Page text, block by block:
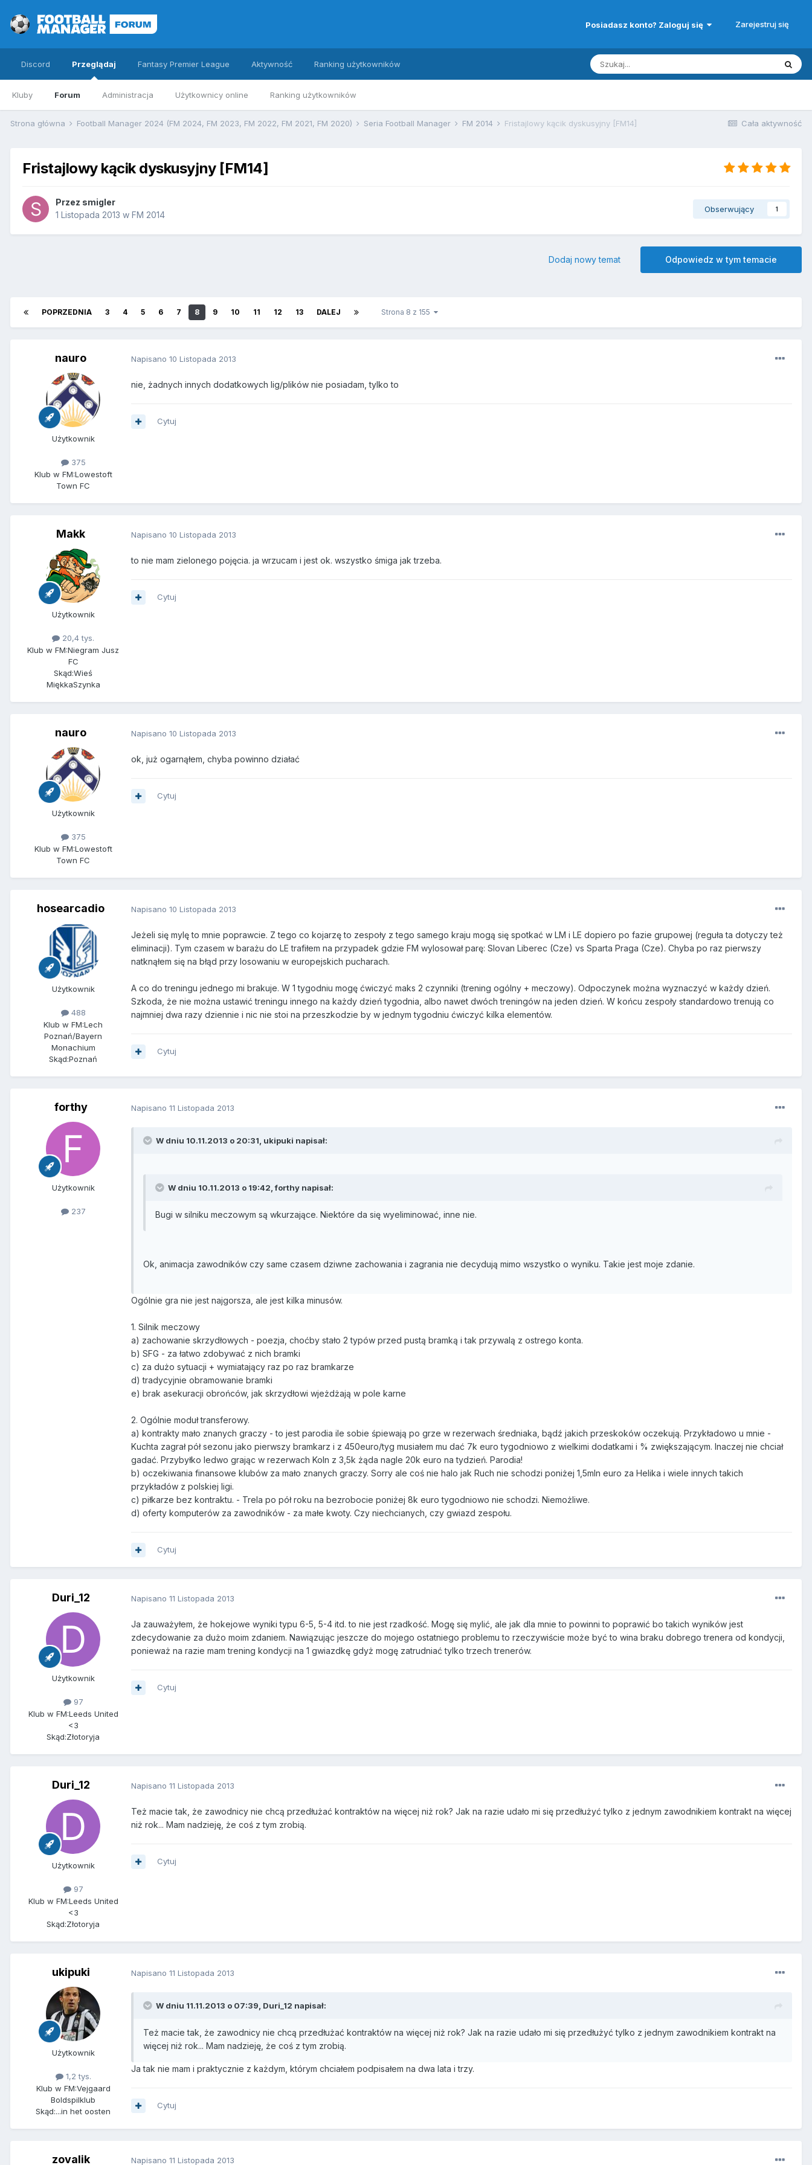
Posiadasz konto? Zaloguj się Zarejestruj się
Discord Przeglądaj
Kluby Forum Administracja Użytkownicy online Ranking użytkowników
Fantasy Premier League Aktywność Ranking użytkowników
Cała aktywność
Strona główna Football Manager 2024 (FM 2024, FM 2023, FM 2022, FM 2021, FM 2020) Seria Football Manager FM 2014 Fristajlowy kącik dyskusyjny [FM14]
Fristajlowy kącik dyskusyjny [FM14]
Przez smigler
1 Listopada 2013 w FM 2014
Obserwujący 1
Odpowiedz w tym temacie
Dodaj nowy temat
POPRZEDNIA 3 4 5 6 7 8 9 10 11 12 13 DALEJ Strona 8 z 155
nauro
Użytkownik
375
Klub w FM:Lowestoft
Town FC
Napisano 10 Listopada 2013
nie, żadnych innych dodatkowych lig/plików nie posiadam, tylko to
Cytuj
Makk
Użytkownik
20,4 tys.
Klub w FM:Niegram Jusz
FC
Skąd:Wieś
MiękkaSzynka
Napisano 10 Listopada 2013
to nie mam zielonego pojęcia. ja wrzucam i jest ok. wszystko śmiga jak trzeba.
Cytuj
nauro
Użytkownik
375
Klub w FM:Lowestoft
Town FC
Napisano 10 Listopada 2013
ok, już ogarnąłem, chyba powinno działać
Cytuj
hosearcadio
Użytkownik
488
Klub w FM:Lech
Poznań/Bayern
Monachium
Skąd:Poznań
Napisano 10 Listopada 2013
Jeżeli się mylę to mnie poprawcie. Z tego co kojarzę to zespoły z tego samego kraju mogą się spotkać w LM i LE dopiero po fazie grupowej (reguła ta dotyczy też
eliminacji). Tym czasem w barażu do LE trafiłem na przypadek gdzie FM wylosował parę: Slovan Liberec (Cze) vs Sparta Praga (Cze). Chyba po raz pierwszy
natknąłem się na błąd przy losowaniu w europejskich pucharach.
A co do treningu jednego mi brakuje. W 1 tygodniu mogę ćwiczyć maks 2 czynniki (trening ogólny + meczowy). Odpoczynek można wyznaczyć w każdy dzień.
Szkoda, że nie można ustawić treningu innego na każdy dzień tygodnia, albo nawet dwóch treningów na jeden dzień. W końcu zespoły standardowo trenują co
najmniej dwa razy dziennie i nic nie stoi na przeszkodzie by w jednym tygodniu ćwiczyć kilka elementów.
Cytuj
forthy
Użytkownik
237
Napisano 11 Listopada 2013
W dniu 10.11.2013 o 20:31, ukipuki napisał:
W dniu 10.11.2013 o 19:42, forthy napisał:
Bugi w silniku meczowym są wkurzające. Niektóre da się wyeliminować, inne nie.
Ok, animacja zawodników czy same czasem dziwne zachowania i zagrania nie decydują mimo wszystko o wyniku. Takie jest moje zdanie.
Ogólnie gra nie jest najgorsza, ale jest kilka minusów.
1. Silnik meczowy
a) zachowanie skrzydłowych - poezja, choćby stało 2 typów przed pustą bramką i tak przywalą z ostrego konta.
b) SFG - za łatwo zdobywać z nich bramki
c) za dużo sytuacji + wymiatający raz po raz bramkarze
d) tradycyjnie obramowanie bramki
e) brak asekuracji obrońców, jak skrzydłowi wjeżdżają w pole karne
2. Ogólnie moduł transferowy.
a) kontrakty mało znanych graczy - to jest parodia ile sobie śpiewają po grze w rezerwach średniaka, bądź jakich przeskoków oczekują. Przykładowo u mnie -
Kuchta zagrał pół sezonu jako pierwszy bramkarz i z 450euro/tyg musiałem mu dać 7k euro tygodniowo z wielkimi dodatkami i % zwiększającym. Inaczej nie chciał
gadać. Przybyłko ledwo grając w rezerwach Koln z 3,5k żąda nagle 20k euro na tydzień. Parodia!
b) oczekiwania finansowe klubów za mało znanych graczy. Sorry ale coś nie halo jak Ruch nie schodzi poniżej 1,5mln euro za Helika i wiele innych takich
przykładów z polskiej ligi.
c) piłkarze bez kontraktu. - Trela po pół roku na bezrobocie poniżej 8k euro tygodniowo nie schodzi. Niemożliwe.
d) oferty komputerów za zawodników - za małe kwoty. Czy niechcianych, czy gwiazd zespołu.
Cytuj
Duri_12
Użytkownik
97
Klub w FM:Leeds United
<3
Skąd:Złotoryja
Napisano 11 Listopada 2013
Ja zauważyłem, że hokejowe wyniki typu 6-5, 5-4 itd. to nie jest rzadkość. Mogę się mylić, ale jak dla mnie to powinni to poprawić bo takich wyników jest
zdecydowanie za dużo moim zdaniem. Nawiązując jeszcze do mojego ostatniego problemu to rzeczywiście może być to wina braku dobrego trenera od kondycji,
ponieważ na razie mam trening kondycji na 1 gwiazdkę gdyż mogę zatrudniać tylko trzech trenerów.
Cytuj
Duri_12
Użytkownik
97
Klub w FM:Leeds United
<3
Skąd:Złotoryja
Napisano 11 Listopada 2013
Też macie tak, że zawodnicy nie chcą przedłużać kontraktów na więcej niż rok? Jak na razie udało mi się przedłużyć tylko z jednym zawodnikiem kontrakt na więcej
niż rok... Mam nadzieję, że coś z tym zrobią.
Cytuj
ukipuki
Użytkownik
1,2 tys.
Klub w FM:Vejgaard
Boldspilklub
Skąd:...in het oosten
Napisano 11 Listopada 2013
W dniu 11.11.2013 o 07:39, Duri_12 napisał:
Też macie tak, że zawodnicy nie chcą przedłużać kontraktów na więcej niż rok? Jak na razie udało mi się przedłużyć tylko z jednym zawodnikiem kontrakt na
więcej niż rok... Mam nadzieję, że coś z tym zrobią.
Ja tak nie mam i praktycznie z każdym, którym chciałem podpisałem na dwa lata i trzy.
Cytuj
zovalik Napisano 11 Listopada 2013